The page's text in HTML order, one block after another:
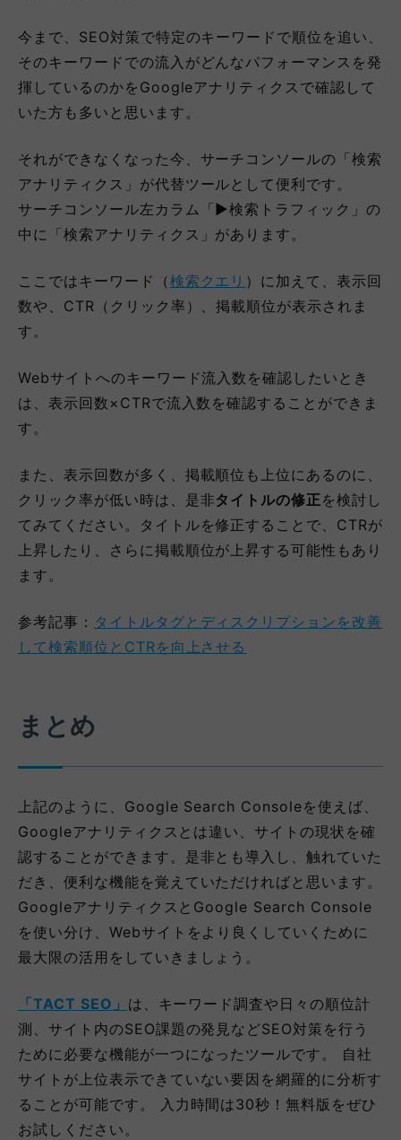
今まで、SEO対策で特定のキーワードで順位を追い、
そのキーワードでの流入がどんなパフォーマンスを発
揮しているのかをGoogleアナリティクスで確認して
いた方も多いと思います。
それができなくなった今、サーチコンソールの「検索
アナリティクス」が代替ツールとして便利です。
サーチコンソール左カラム「▶検索トラフィック」の
中に「検索アナリティクス」があります。
ここではキーワード（検索クエリ ）に加えて、表示回
数や、CTR（クリック率）、掲載順位が表示されま
す。
Webサイトへのキーワード流入数を確認したいとき
は、表示回数×CTRで流入数を確認することができま
す。
また、表示回数が多く、掲載順位も上位にあるのに、
クリック率が低い時は、是非タイトルの修正を検討し
てみてください。タイトルを修正することで、CTRが
上昇したり、さらに掲載順位が上昇する可能性もあり
ます。
参考記事： タイトルタグとディスクリプションを改善
して検索順位とCTRを向上させる
まとめ
上記のように、Google Search Consoleを使えば、
Googleアナリティクスとは違い、サイトの現状を確
認することができます。是非とも導入し、触れていた
だき、便利な機能を覚えていただければと思います。
GoogleアナリティクスとGoogle Search Console
を使い分け、Webサイトをより良くしていくために
最大限の活用をしていきましょう。
「TACT SEO」 は、キーワード調査や日々の順位計
測、サイト内のSEO課題の発見などSEO対策を行う
ために必要な機能が一つになったツールです。 自社
サイトが上位表示できていない要因を網羅的に分析す
ることが可能です。 入力時間は30秒！無料版をぜひ
お試しください。